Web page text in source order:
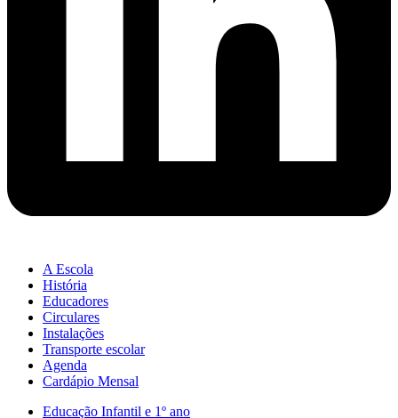
A Escola
História
Educadores
Circulares
Instalações
Transporte escolar
Agenda
Cardápio Mensal
Educação Infantil e 1º ano